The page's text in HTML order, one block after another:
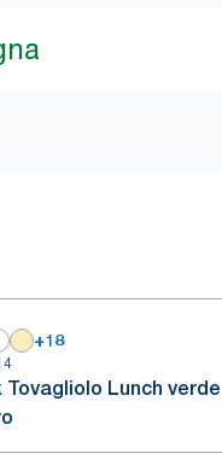
+18
Tovagliolo Lunch verde